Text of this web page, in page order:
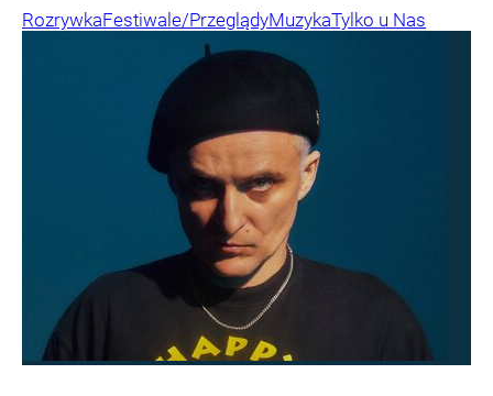
RozrywkaFestiwale/PrzeglądyMuzykaTylko u Nas